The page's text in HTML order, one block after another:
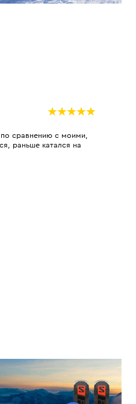
сравнению с моими,
раньше катался на